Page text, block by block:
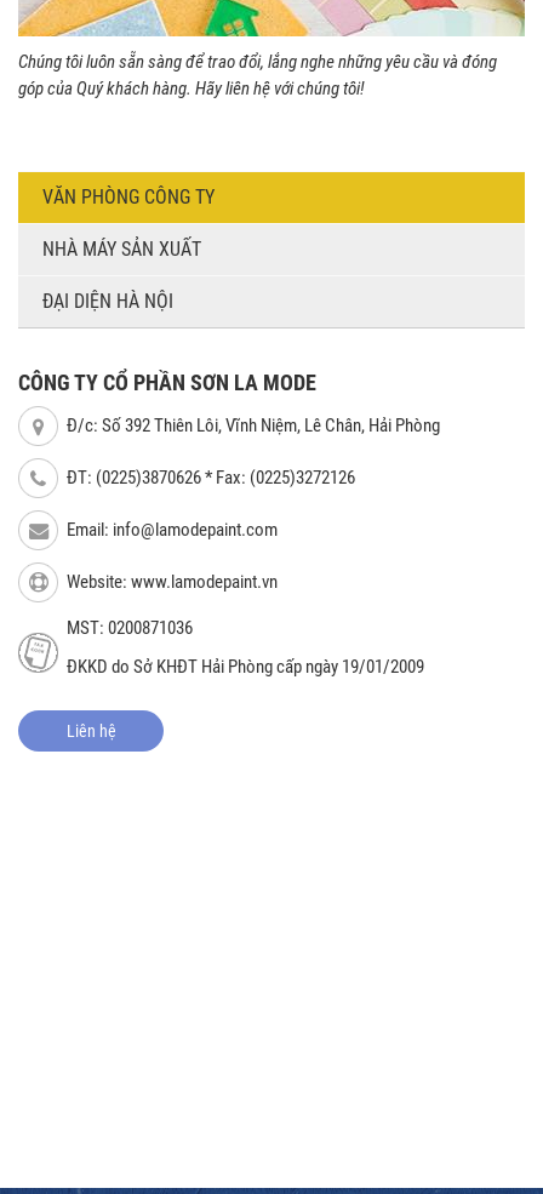
Chúng tôi luôn sẵn sàng để trao đổi, lắng nghe những yêu cầu và đóng
góp của Quý khách hàng. Hãy liên hệ với chúng tôi!
VĂN PHÒNG CÔNG TY
NHÀ MÁY SẢN XUẤT
ĐẠI DIỆN HÀ NỘI
CÔNG TY CỔ PHẦN SƠN LA MODE
Đ/c: Số 392 Thiên Lôi, Vĩnh Niệm, Lê Chân, Hải Phòng
ĐT: (0225)3870626 * Fax: (0225)3272126
Email: info@lamodepaint.com
Website: www.lamodepaint.vn
MST: 0200871036
ĐKKD do Sở KHĐT Hải Phòng cấp ngày 19/01/2009
Liên hệ